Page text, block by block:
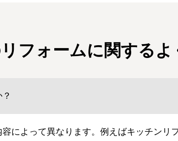
フォームに関する よ
によって異なります。例えばキッチンリ